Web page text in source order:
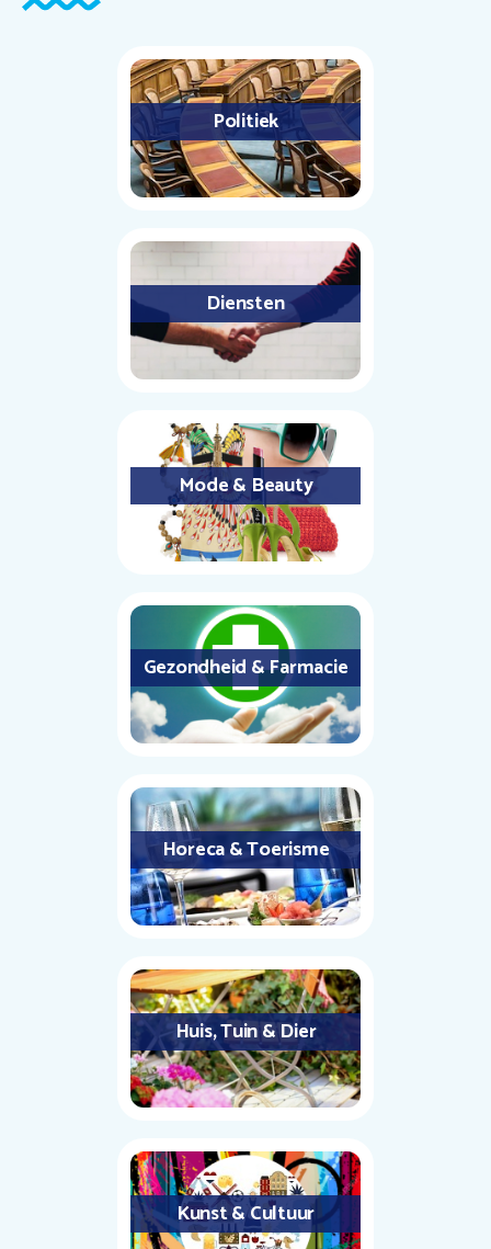
Politiek
Diensten
Mode & Beauty
Gezondheid & Farmacie
Horeca & Toerisme
Huis, Tuin & Dier
Kunst & Cultuur